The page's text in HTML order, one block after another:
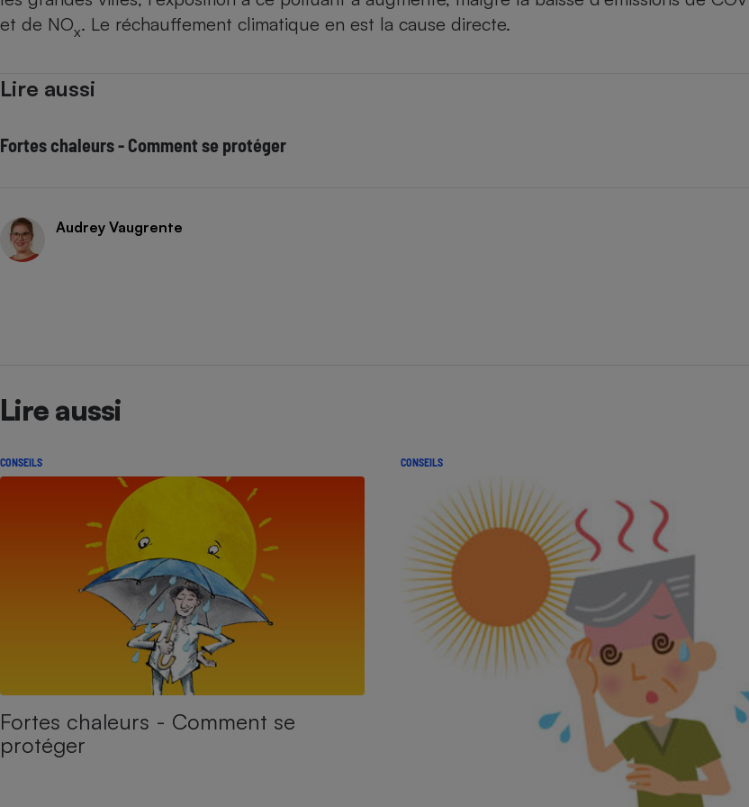
et de NOx. Le réchauffement climatique en est la cause directe.
Lire aussi
Fortes chaleurs - Comment se protéger
Audrey Vaugrente
Lire aussi
CONSEILS
Fortes chaleurs - Comment se
protéger
CONSEILS